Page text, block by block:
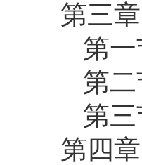
第三
第
第
第
第四